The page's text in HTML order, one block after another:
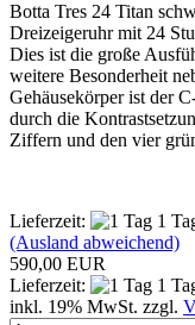
Botta Tres 24 Titan
Dreizeigeruhr mit 24
Dies ist die große
weitere Besonderheit
Gehäusekörper ist der
durch die
Ziffern und den vier
Lieferzeit:
1
(Ausland abweichend)
590,00 EUR
Lieferzeit:
1
inkl. 19% MwSt. zzgl.